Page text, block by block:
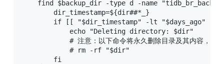
find $backup_dir -type d -name
        dir_timestamp=${dir##*_}
if [[ "$dir_timestamp" -lt "$days_ago" ]];
            echo "Deleting directory: $dir"
# 注意：以下命令将永久删除目录及其内容，请
            # rm -rf "$dir"
        fi